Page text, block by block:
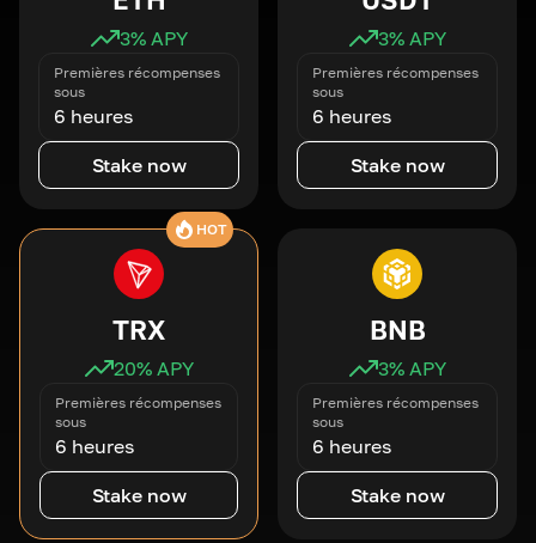
3% APY
Premières récompenses
sous
6 heures
Stake now
3% APY
Premières récompenses
sous
6 heures
Stake now
HOT
TRX
20% APY
Premières récompenses
sous
6 heures
Stake now
BNB
3% APY
Premières récompenses
sous
6 heures
Stake now